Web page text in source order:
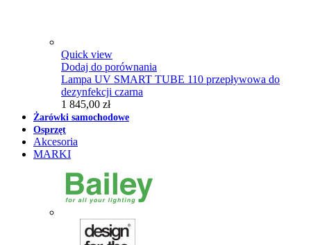
Quick view
Dodaj do porównania
Lampa UV SMART TUBE 110 przepływowa do
dezynfekcji czarna
1 845,00 zł
Żarówki samochodowe
Osprzęt
Akcesoria
MARKI